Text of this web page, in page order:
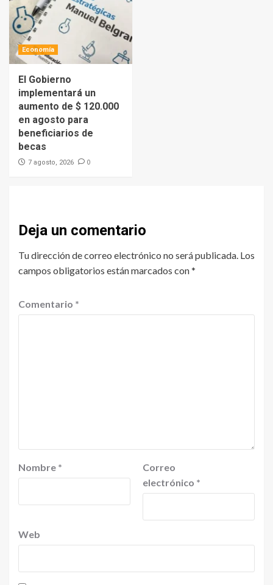
Economía
El Gobierno
implementará un
aumento de $ 120.000
en agosto para
beneficiarios de
becas
7 agosto, 2026 0
Deja un comentario
Tu dirección de correo electrónico no será publicada. Los
campos obligatorios están marcados con*
Comentario *
Nombre *
Correo
electrónico *
Web